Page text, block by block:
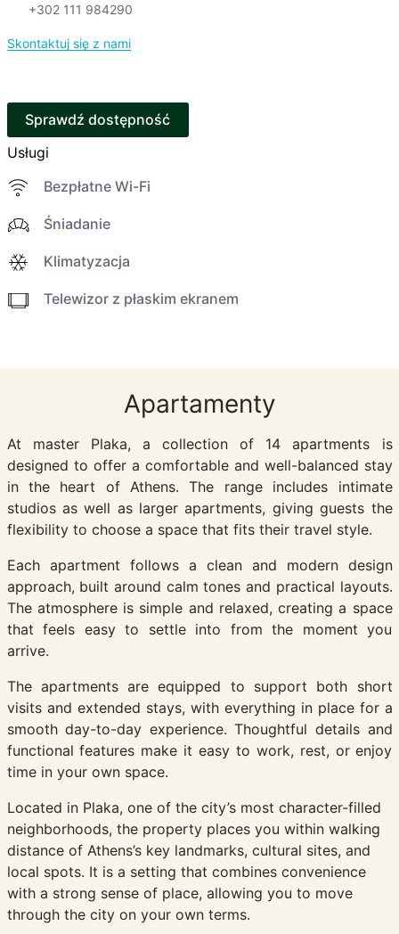
+302 111 984290
Skontaktuj się z nami
Sprawdź dostępność
Usługi
Bezpłatne Wi-Fi
Śniadanie
Klimatyzacja
Telewizor z płaskim ekranem
Apartamenty
At master Plaka, a collection of 14 apartments is
designed to offer a comfortable and well-balanced stay
in the heart of Athens. The range includes intimate
studios as well as larger apartments, giving guests the
flexibility to choose a space that fits their travel style.
Each apartment follows a clean and modern design
approach, built around calm tones and practical layouts.
The atmosphere is simple and relaxed, creating a space
that feels easy to settle into from the moment you
arrive.
The apartments are equipped to support both short
visits and extended stays, with everything in place for a
smooth day-to-day experience. Thoughtful details and
functional features make it easy to work, rest, or enjoy
time in your own space.
Located in Plaka, one of the city’s most character-filled
neighborhoods, the property places you within walking
distance of Athens’s key landmarks, cultural sites, and
local spots. It is a setting that combines convenience
with a strong sense of place, allowing you to move
through the city on your own terms.